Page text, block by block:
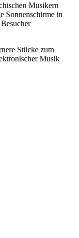
Musikern
Sonnenschirme in
Stücke zum
Musik